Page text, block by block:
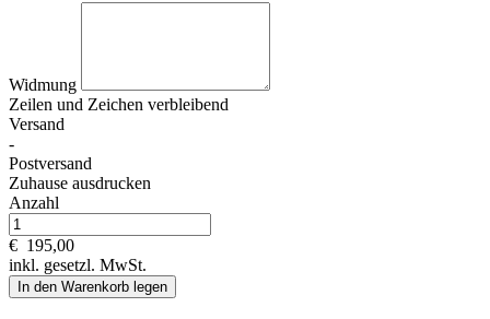
Widmung
Zeilen und Zeichen verbleibend
Versand
-
Postversand
Zuhause ausdrucken
Anzahl
€ 195,00
inkl. gesetzl. MwSt.
In den Warenkorb legen